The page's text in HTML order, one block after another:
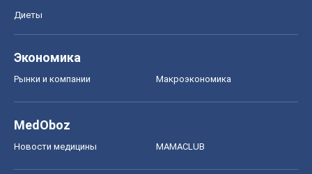
Диеты
Экономика
Рынки и компании Mакроэкономика
MedOboz
Новости медицины MAMACLUB